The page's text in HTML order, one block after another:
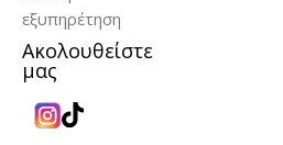
εξυπηρέτηση
Ακολουθείστε
μας